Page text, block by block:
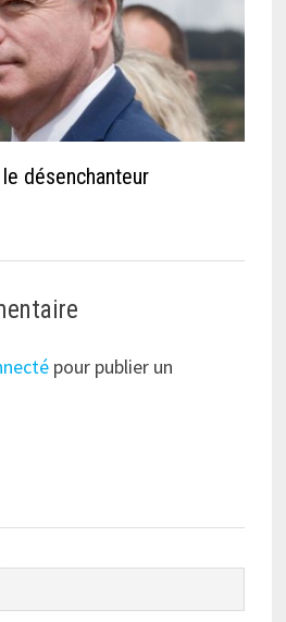
désenchanteur
pour publier un